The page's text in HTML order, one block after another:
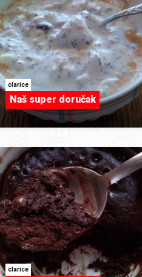
clarice
Naš super doručak
clarice